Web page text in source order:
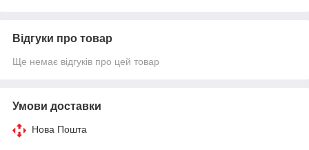
Відгуки про товар
Ще немає відгуків про цей товар
Умови доставки
Нова Пошта